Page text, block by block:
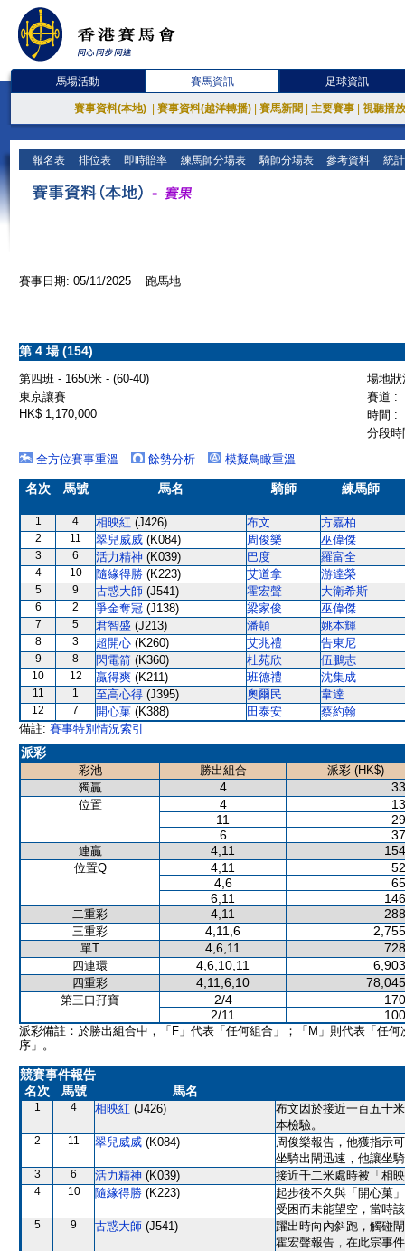
馬場活動 賽馬資訊 足球資訊
賽事資料(本地) 賽事資料(越洋轉播) 賽馬新聞 主要賽事 視聽播
報名表 排位表 即時賠率 練馬師分場表 騎師分場表 參考資料 統
賽事日期: 05/11/2025 跑馬地
第 4 場 (154)
第四班 - 1650米 - (60-40)
場地
東京讓賽
賽道 :
HK$ 1,170,000
時間 :
分段
全方位賽事重溫
餘勢分析 模擬鳥瞰重溫
名次 馬號 馬名 騎師 練馬師
1 4 相映紅 (J426) 布文 方嘉柏
2 11 翠兒威威 (K084) 周俊樂 巫偉傑
3 6 活力精神 (K039) 巴度 羅富全
4 10 隨緣得勝 (K223) 艾道拿 游達榮
5 9 古惑大師 (J541) 霍宏聲 大衛希斯
6 2 爭金奪冠 (J138) 梁家俊 巫偉傑
7 5 君智盛 (J213) 潘頓 姚本輝
8 3 超開心 (K260) 艾兆禮 告東尼
9 8 閃電箭 (K360) 杜苑欣 伍鵬志
10 12 贏得爽 (K211) 班德禮 沈集成
11 1 至高心得 (J395) 奧爾民 韋達
12 7 開心菓 (K388) 田泰安
蔡約翰
備註: 賽事特別情況索引
派彩
彩池 勝出組合
派彩 (HK$)
獨贏
4
位置 4
11
6
連贏 4,11
位置Q 4,11
4,6
6,11
二重彩 4,11
三重彩 4,11,6
單T 4,6,11
四連環 4,6,10,11
四重彩 4,11,6,10
第三口孖寶 2/4
2/11
派彩備註：於勝出組合中，「F」代表「任何組合」；「M」則代表「任何
序」。
競賽事件報告
名次
馬號 馬名
1 4 相映紅 (J426)
布文因於接近一百五十
本檢驗。
2 11 翠兒威威 (K084)
周俊樂報告，他獲指示
坐騎出閘迅速，他讓坐
3 6 活力精神 (K039) 接近千二米處時被「相
4 10 隨緣得勝 (K223)
起步後不久與「開心菓
受困而未能望空，當時
5 9 古惑大師 (J541)
躍出時向內斜跑，觸碰
霍宏聲報告，在此宗事